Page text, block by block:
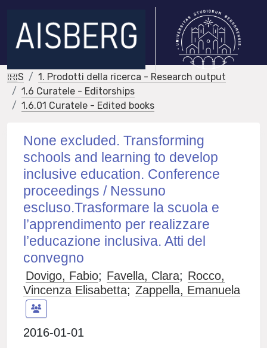
IRIS
1. Prodotti della ricerca - Research output
1.6 Curatele - Editorships
1.6.01 Curatele - Edited books
None excluded. Transforming
schools and learning to develop
inclusive education. Conference
proceedings / Nessuno
escluso.Trasformare la scuola e
l’apprendimento per realizzare
l’educazione inclusiva. Atti del
convegno
Dovigo, Fabio; Favella, Clara; Rocco,
Vincenza Elisabetta; Zappella, Emanuela
2016-01-01